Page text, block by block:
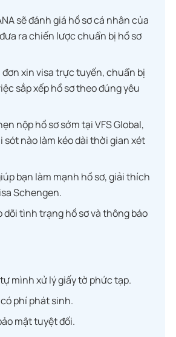
sẽ đánh giá hồ sơ cá nhân của
ra chiến lược chuẩn bị hồ sơ
xin visa trực tuyến, chuẩn bị
sắp xếp hồ sơ theo đúng yêu
nộp hồ sơ sớm tại VFS Global,
sót nào làm kéo dài thời gian xét
bạn làm mạnh hồ sơ, giải thích
Schengen.
tình trạng hồ sơ và thông báo
mình xử lý giấy tờ phức tạp.
phí phát sinh.
mật tuyệt đối.